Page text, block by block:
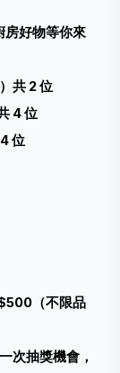
好物等你來
共 2 位
4 位
位
（不限品
次抽獎機會，